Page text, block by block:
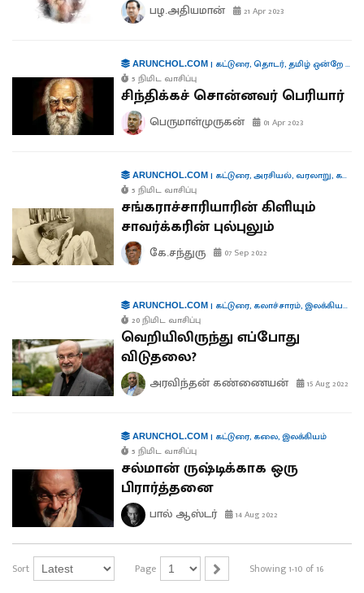
பழ.அதியமான் 21 Apr 2023
ARUNCHOL.COM| கட்டுரை,தொடர்,தமிழ் ஒன்றே போதும்
5 நிமிட வாசிப்பு
சிந்திக்கச் சொன்னவர் பெரியார்
பெருமாள்முருகன் 01 Apr 2023
ARUNCHOL.COM| கட்டுரை,அரசியல், வரலாறு, கல்வி
5 நிமிட வாசிப்பு
சங்கராச்சாரியாரின் கிளியும்
சாவர்க்கரின் புல்புலும்
கே.சந்துரு 07 Sep 2022
ARUNCHOL.COM| கட்டுரை, கலாச்சாரம், இலக்கியம்
20 நிமிட வாசிப்பு
வெறியிலிருந்து எப்போது
விடுதலை?
அரவிந்தன் கண்ணையன் 15 Aug 2022
ARUNCHOL.COM| கட்டுரை, கலை, இலக்கியம்
5 நிமிட வாசிப்பு
சல்மான் ருஷ்டிக்காக ஒரு
பிரார்த்தனை
பால் ஆஸ்டர் 14 Aug 2022
Sort Page Showing 1-10 of 16